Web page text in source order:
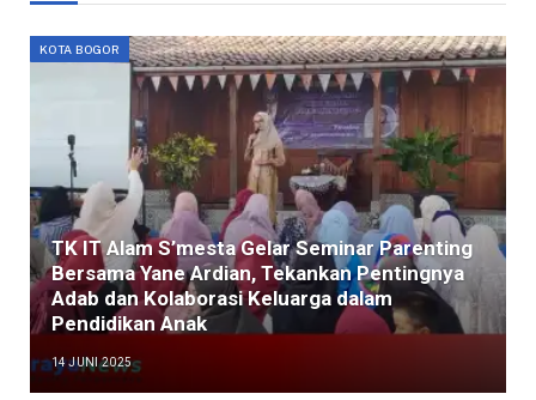
KOTA BOGOR
TK IT Alam S’mesta Gelar Seminar Parenting
Bersama Yane Ardian, Tekankan Pentingnya
Adab dan Kolaborasi Keluarga dalam
Pendidikan Anak
14 JUNI 2025